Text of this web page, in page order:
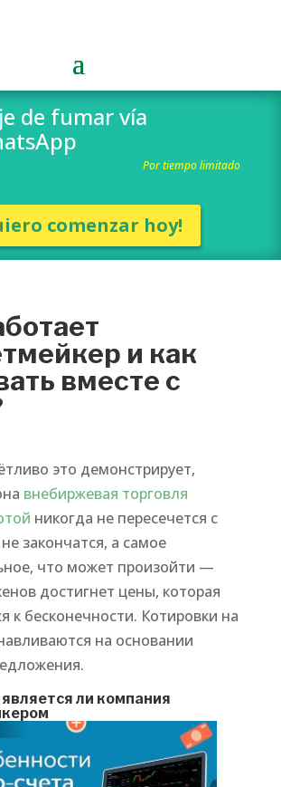
de fumar vía
Por tiempo limitado
comenzar hoy!
и как
вместе с
это демонстрирует,
внебиржевая торговля
никогда не пересечется с
закончатся, а самое
что может произойти —
достигнет цены, которая
к бесконечности. Котировки на
на основании
является ли компания